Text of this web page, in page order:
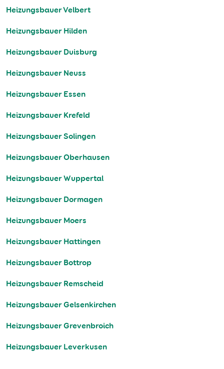
Heizungsbauer Velbert
Heizungsbauer Hilden
Heizungsbauer Duisburg
Heizungsbauer Neuss
Heizungsbauer Essen
Heizungsbauer Krefeld
Heizungsbauer Solingen
Heizungsbauer Oberhausen
Heizungsbauer Wuppertal
Heizungsbauer Dormagen
Heizungsbauer Moers
Heizungsbauer Hattingen
Heizungsbauer Bottrop
Heizungsbauer Remscheid
Heizungsbauer Gelsenkirchen
Heizungsbauer Grevenbroich
Heizungsbauer Leverkusen